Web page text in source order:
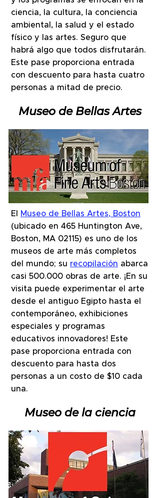
ciencia, la cultura, la conciencia
ambiental, la salud y el estado
físico y las artes. Seguro que
habrá algo que todos disfrutarán.
Este pase proporciona entrada
con descuento para hasta cuatro
personas a mitad de precio.
Museo de Bellas Artes
El
Museo de Bellas Artes, Boston
(ubicado en 465 Huntington Ave,
Boston, MA 02115) es uno de los
museos de arte más completos
del mundo; su recopilación abarca
casi 500.000 obras de arte. ¡En su
visita puede experimentar el arte
desde el antiguo Egipto hasta el
contemporáneo, exhibiciones
especiales y programas
educativos innovadores! Este
pase proporciona entrada con
descuento para hasta dos
personas a un costo de $10 cada
una.
Museo de la ciencia